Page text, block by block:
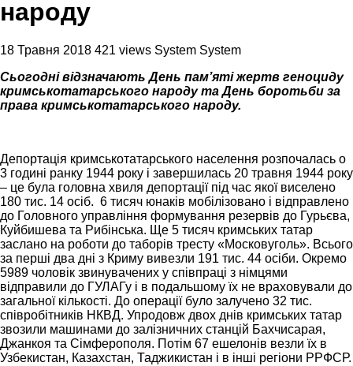
народу
18 Травня 2018 421 views System System
Сьогодні відзначають День памʼяті жертв геноциду
кримськотатарського народу та День боротьби за
права кримськотатарського народу.
Депортація кримськотатарського населення розпочалась о
3 годині ранку 1944 року і завершилась 20 травня 1944 року
– це була головна хвиля депортації під час якої виселено
180 тис. 14 осіб. 6 тисяч юнаків мобілізовано і відправлено
до Головного управління формування резервів до Гурьєва,
Куйбишева та Рибінська. Ще 5 тисяч кримських татар
заслано на роботи до таборів тресту «Московуголь». Всього
за перші два дні з Криму вивезли 191 тис. 44 осіби. Окремо
5989 чоловік звинувачених у співпраці з німцями
відправили до ГУЛАГу і в подальшому їх не враховували до
загальної кількості. До операції було залучено 32 тис.
співробітників НКВД. Упродовж двох днів кримських татар
звозили машинами до залізничних станцій Бахчисарая,
Джанкоя та Сімферополя. Потім 67 ешелонів везли їх в
Узбекистан, Казахстан, Таджикистан і в інші регіони РРФСР.